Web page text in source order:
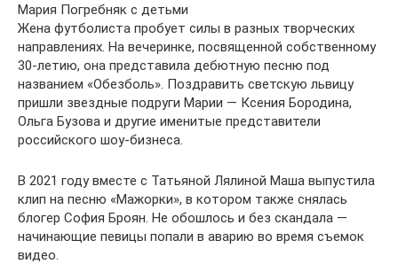
Мария Погребняк с детьми
Жена футболиста пробует силы в разных творческих
направлениях. На вечеринке, посвященной собственному
30-летию, она представила дебютную песню под
названием «Обезболь». Поздравить светскую львицу
пришли звездные подруги Марии — Ксения Бородина,
Ольга Бузова и другие именитые представители
российского шоу-бизнеса.
В 2021 году вместе с Татьяной Лялиной Маша выпустила
клип на песню «Мажорки», в котором также снялась
блогер София Броян. Не обошлось и без скандала —
начинающие певицы попали в аварию во время съемок
видео.